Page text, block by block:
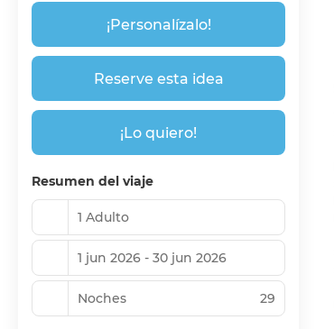
¡Personalízalo!
Reserve esta idea
¡Lo quiero!
Resumen del viaje
1 Adulto
1 jun 2026 - 30 jun 2026
Noches 29